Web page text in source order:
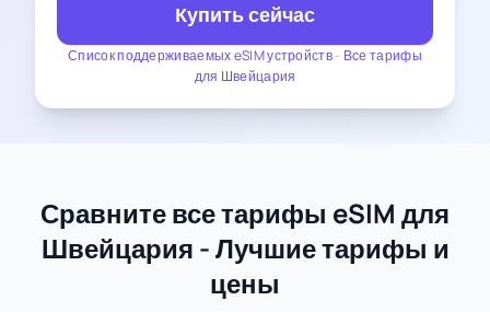
Список поддерживаемых eSIM устройств- Все тарифы
для Швейцария
Купить сейчас
Сравните все тарифы eSIM для
Швейцария - Лучшие тарифы и
цены